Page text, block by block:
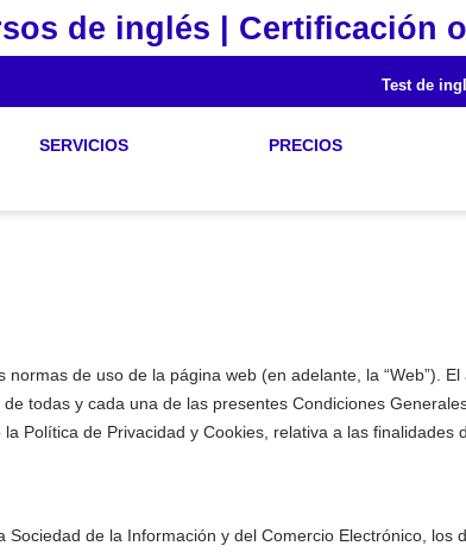
de inglés | Certificación
Test de
SERVICIOS PRECIOS
de uso de la página web (en adelante, la “Web”).
todas y cada una de las presentes Condiciones
Política de Privacidad y Cookies, relativa a las finalidades
de la Información y del Comercio Electrónico, los